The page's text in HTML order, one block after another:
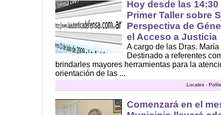
Hoy desde las
Primer Taller sobre
Perspectiva de
el Acceso a Justicia
A cargo de las Dras.
Destinado a referentes
brindarles mayores herramientas para la
orientación de las ...
Locales -
Comenzará en el